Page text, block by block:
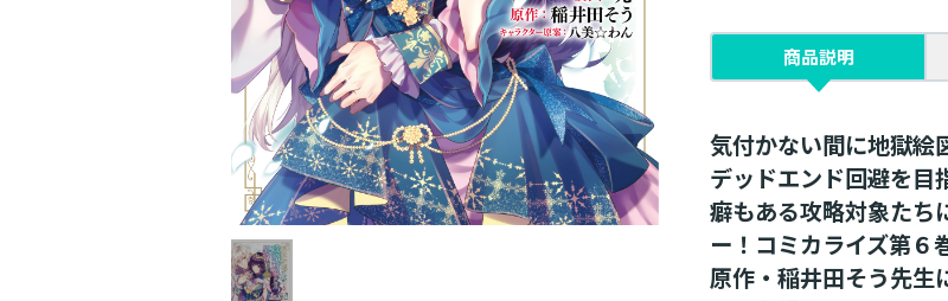
商品説明
気付かない間に地獄絵
デッドエンド回避を目
癖もある攻略対象たち
ー！コミカライズ第６
原作・稲井田そう先生